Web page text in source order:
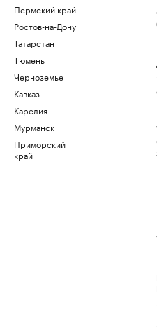
Пермский край
Ростов-на-Дону
Татарстан
Тюмень
Черноземье
Кавказ
Карелия
Мурманск
Приморский
край